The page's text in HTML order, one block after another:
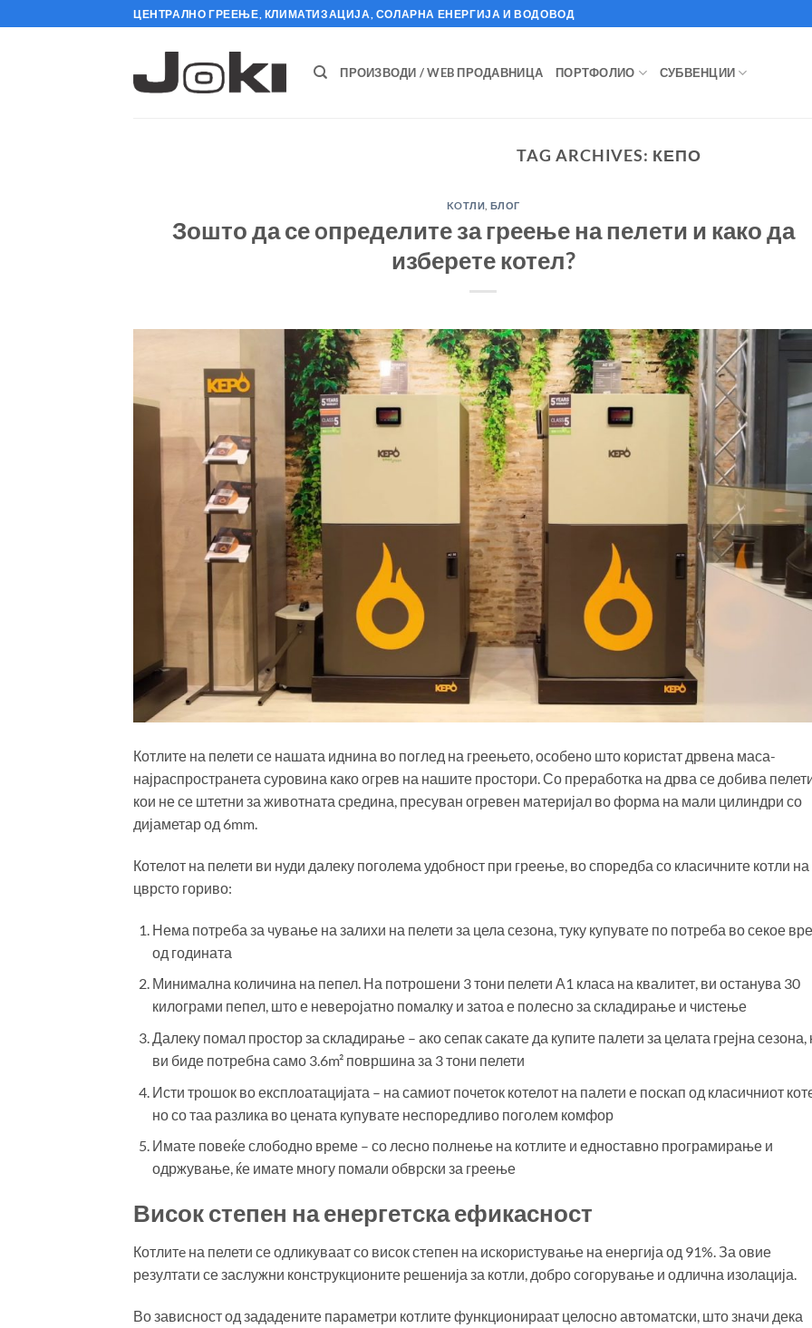
to
ЦЕНТРАЛНО ГРЕЕЊЕ, КЛИМАТИЗАЦИЈА, СОЛАРНА ЕНЕРГИЈА И ВОДОВОД
ПРОИЗВОДИ / WEB ПРОДАВНИЦА ПОРТФОЛИО СУБВЕНЦИИ
TAG ARCHIVES: КЕПО
KOТЛИ БЛОГ
Зошто да се oпределите за греење на пелети и како да
изберете котел?
Котлите на пелети се нашата иднина во поглед на греењето, особено што користат дрвена маса-
најраспространета суровина како огрев на нашите простори. Со преработка на дрва се добива
кои не се штетни за животната средина, пресуван огревен материјал во форма на мали цилиндри со
дијаметар од 6mm.
Котелот на пелети ви нуди далеку поголема удобност при греење, во споредба со класичните котли на
цврсто гориво:
Нема потреба за чување на залихи на пелети за цела сезона, туку купувате по потреба во секое
од годината
Минимална количина на пепел. На потрошени 3 тони пелети А1 класа на квалитет, ви останува 30
килограми пепел, што е неверојатно помалку и затоа е полесно за складирање и чистење
Далеку помал простор за складирање – ако сепак сакате да купите палети за целата грејна сезона,
ви биде потребна само 3.6m² површина за 3 тони пелети
Исти трошок во експлоатацијата – на самиот почеток котелот на палети е поскап од класичниот
но со таа разлика во цената купувате неспоредливо поголем комфор
Имате повеќе слободно време – со лесно полнење на котлите и едноставно програмирање и
одржување, ќе имате многу помали обврски за греење
Висок степен на енергетска ефикасност
Котлитe на пелети се одликуваат со висок степен на искористување на енергија од 91%. За овие
резултати се заслужни конструкционите решенија за котли, добро согорување и одлична изолација.
Во зависност од зададените параметри котлите функционираат целосно автоматски, што значи дека